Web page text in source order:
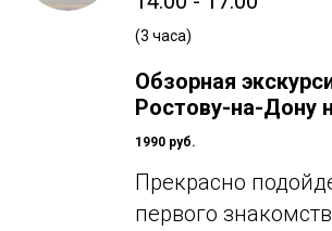
(3 часа)
Обзорная
Ростову-на-Дону
1990 руб.
Прекрасно
первого